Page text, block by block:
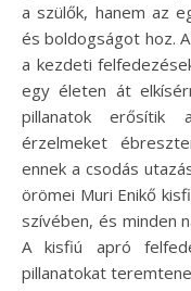
a szülők, hanem az
és boldogságot hoz.
a kezdeti
egy életen át
pillanatok erősítik
érzelmeket
ennek a csodás
örömei Muri Enikő
szívében, és minden
A kisfiú apró
pillanatokat